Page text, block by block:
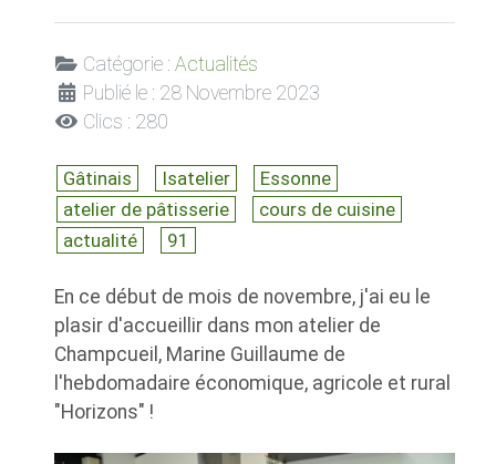
Catégorie : Actualités
Publié le : 28 Novembre 2023
Clics : 280
Gâtinais Isatelier
Essonne
atelier de pâtisserie
cours de cuisine
actualité
91
En ce début de mois de novembre, j'ai eu le
plasir d'accueillir dans mon atelier de
Champcueil, Marine Guillaume de
l'hebdomadaire économique, agricole et rural
"Horizons" !